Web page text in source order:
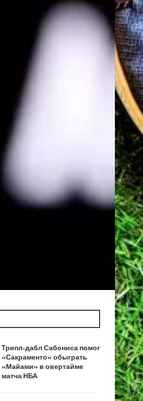
Трипл‑дабл Сабониса помог
«Сакраменто» обыграть
«Майами» в овертайме
матча НБА